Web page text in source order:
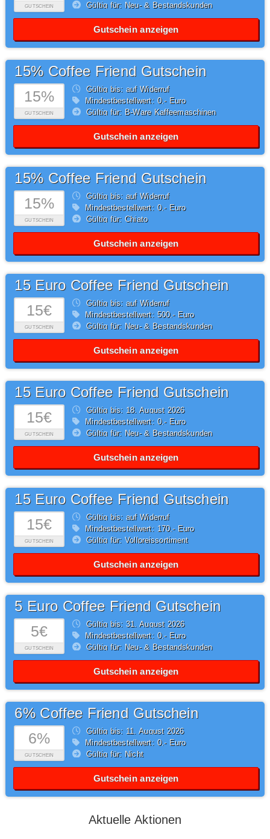
GUTSCHEIN
Gültig für: Neu- & Bestandskunden
Gutschein anzeigen
15%
GUTSCHEIN
15% Coffee Friend Gutschein
Gültig bis: auf Widerruf
Mindestbestellwert: 0,- Euro
Gültig für: B-Ware Kaffeemaschinen
Gutschein anzeigen
15%
GUTSCHEIN
15% Coffee Friend Gutschein
Gültig bis: auf Widerruf
Mindestbestellwert: 0,- Euro
Gültig für: Chiato
Gutschein anzeigen
15€
GUTSCHEIN
15 Euro Coffee Friend Gutschein
Gültig bis: auf Widerruf
Mindestbestellwert: 500,- Euro
Gültig für: Neu- & Bestandskunden
Gutschein anzeigen
15€
GUTSCHEIN
15 Euro Coffee Friend Gutschein
Gültig bis: 18.August2026
Mindestbestellwert: 0,- Euro
Gültig für: Neu- & Bestandskunden
Gutschein anzeigen
15€
GUTSCHEIN
15 Euro Coffee Friend Gutschein
Gültig bis: auf Widerruf
Mindestbestellwert: 170,- Euro
Gültig für: Vollpreissortiment
Gutschein anzeigen
5€
GUTSCHEIN
5 Euro Coffee Friend Gutschein
Gültig bis: 31.August2026
Mindestbestellwert: 0,- Euro
Gültig für: Neu- & Bestandskunden
Gutschein anzeigen
6%
GUTSCHEIN
6% Coffee Friend Gutschein
Gültig bis: 11.August2026
Mindestbestellwert: 0,- Euro
Gültig für: Nicht
Gutschein anzeigen
Aktuelle Aktionen